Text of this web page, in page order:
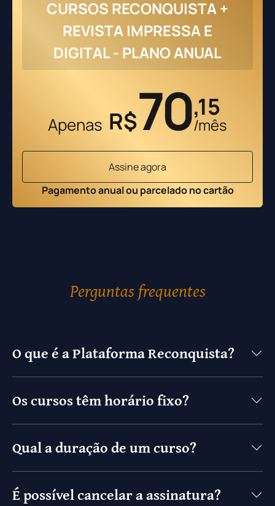
CURSOS RECONQUISTA +
REVISTA IMPRESSA E
DIGITAL - PLANO ANUAL
Apenas R$70,15
/mês
Assine agora
Pagamento anual ou parcelado no cartão
Perguntas frequentes
O que é a Plataforma Reconquista?
Os cursos têm horário fixo?
Qual a duração de um curso?
É possível cancelar a assinatura?